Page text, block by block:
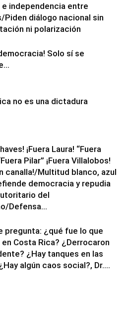
independencia entre
Piden diálogo nacional sin
ni polarización
Solo sí se
no es una dictadura
¡Fuera Laura! “Fuera
Pilar” ¡Fuera Villalobos!
canalla!/Multitud blanco, azul
democracia y repudia
del
Defensa...
pregunta: ¿qué fue lo que
Costa Rica? ¿Derrocaron
¿Hay tanques en las
algún caos social?, Dr....